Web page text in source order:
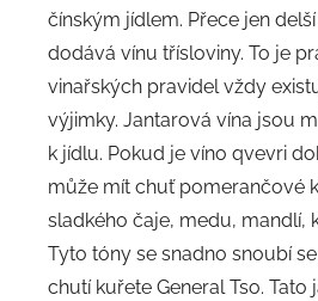
čínským jídlem. Přece jen
dodává vínu třísloviny. To je
vinařských pravidel vždy
výjimky. Jantarová vína jsou
k jídlu. Pokud je víno qvevri
může mít chuť pomerančové
sladkého čaje, medu, mandlí,
Tyto tóny se snadno snoubí
chutí kuřete General Tso.